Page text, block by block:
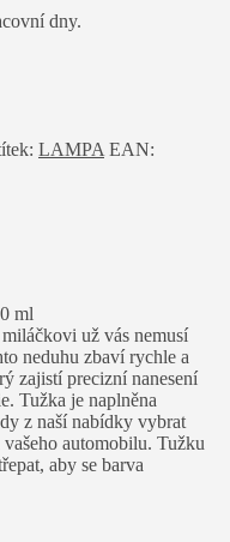
dny.
LAMPA EAN:
ml
už vás nemusí
neduhu zbaví rychle a
zajistí precizní nanesení
Tužka je naplněna
z naší nabídky vybrat
automobilu. Tužku
aby se barva